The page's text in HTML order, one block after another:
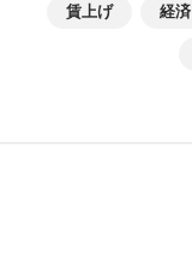
賃上げ 経済